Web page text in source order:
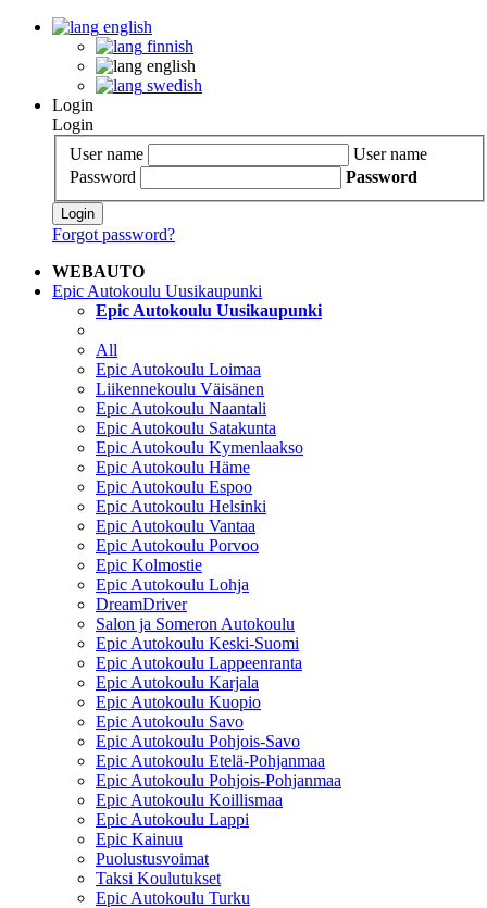
english
finnish
english
swedish
Login
Login
User name
User name
Password
Password
Login
Forgot password?
WEBAUTO
Epic Autokoulu Uusikaupunki
Epic Autokoulu Uusikaupunki
All
Epic Autokoulu Loimaa
Liikennekoulu Väisänen
Epic Autokoulu Naantali
Epic Autokoulu Satakunta
Epic Autokoulu Kymenlaakso
Epic Autokoulu Häme
Epic Autokoulu Espoo
Epic Autokoulu Helsinki
Epic Autokoulu Vantaa
Epic Autokoulu Porvoo
Epic Kolmostie
Epic Autokoulu Lohja
DreamDriver
Salon ja Someron Autokoulu
Epic Autokoulu Keski-Suomi
Epic Autokoulu Lappeenranta
Epic Autokoulu Karjala
Epic Autokoulu Kuopio
Epic Autokoulu Savo
Epic Autokoulu Pohjois-Savo
Epic Autokoulu Etelä-Pohjanmaa
Epic Autokoulu Pohjois-Pohjanmaa
Epic Autokoulu Koillismaa
Epic Autokoulu Lappi
Epic Kainuu
Puolustusvoimat
Taksi Koulutukset
Epic Autokoulu Turku